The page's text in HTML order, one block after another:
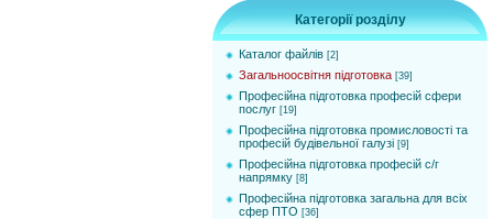
Категорії розділу
Каталог файлів [2]
Загальноосвітня підготовка [39]
Професійна підготовка професій сфери
послуг [19]
Професійна підготовка промисловості та
професій будівельної галузі [9]
Професійна підготовка професій с/г
напрямку [8]
Професійна підготовка загальна для всіх
сфер ПТО [36]